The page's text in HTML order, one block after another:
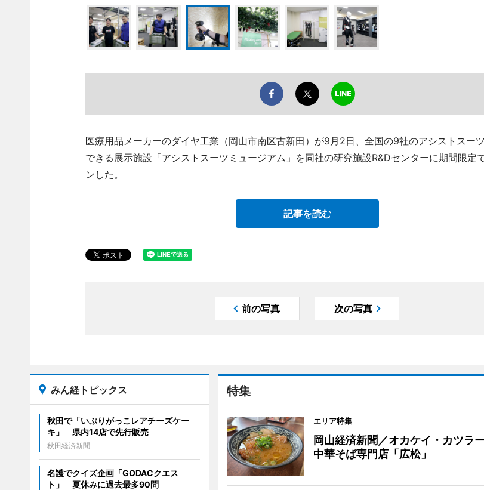
医療用品メーカーのダイヤ工業（岡山市南区古新田）が9月2日、全国の9社のアシストスー
できる展示施設「アシストスーツミュージアム」を同社の研究施設R&Dセンターに期間限定
ンした。
記事を読む
前の写真 次の写真
特集
エリア特集
岡山経済新聞／オカケイ・カツ
中華そば専門店「広松」
みん経トピックス
秋田で「いぶりがっこレアチーズケー
キ」 県内14店で先行販売
秋田経済新聞
名護でクイズ企画「GODACクエス
ト」 夏休みに過去最多90問